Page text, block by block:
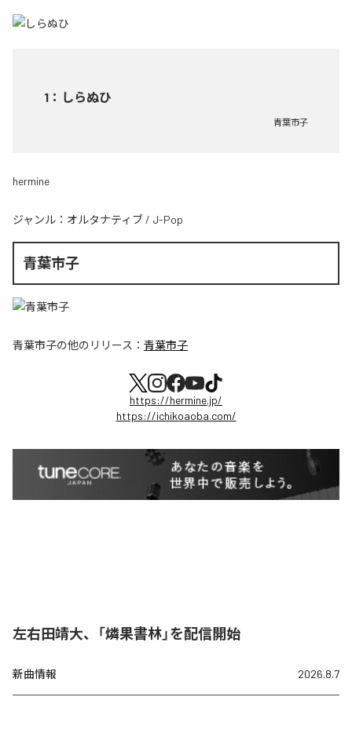
1 ： しらぬひ
青葉市子
hermine
ジャンル： オルタナティブ / J-Pop
青葉市子
青葉市子の他のリリース： 青葉市子
https://hermine.jp/
https://ichikoaoba.com/
左右田靖大、「燐果書林」を配信開始
新曲情報 2026.8.7